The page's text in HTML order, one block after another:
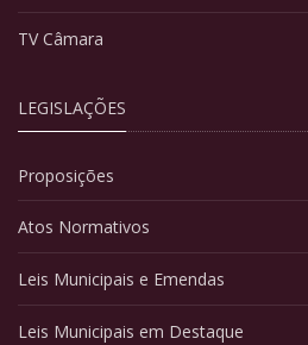
TV Câmara
LEGISLAÇÕES
Proposições
Atos Normativos
Leis Municipais e Emendas
Leis Municipais em Destaque